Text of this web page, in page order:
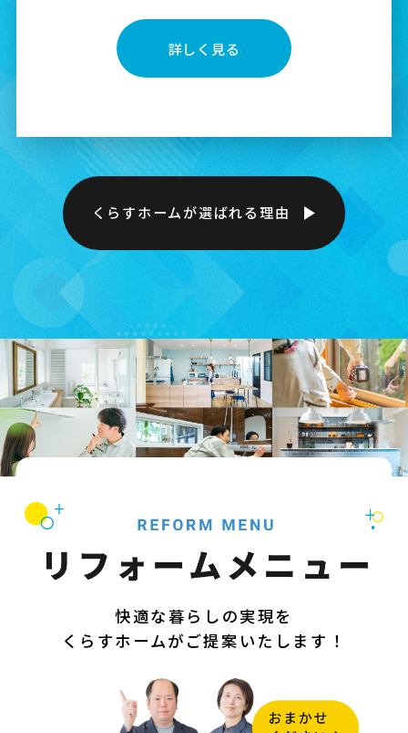
詳しく見る
くらすホームが選ばれる理由
快適な暮らしの実現を
くらすホームがご提案いたします！